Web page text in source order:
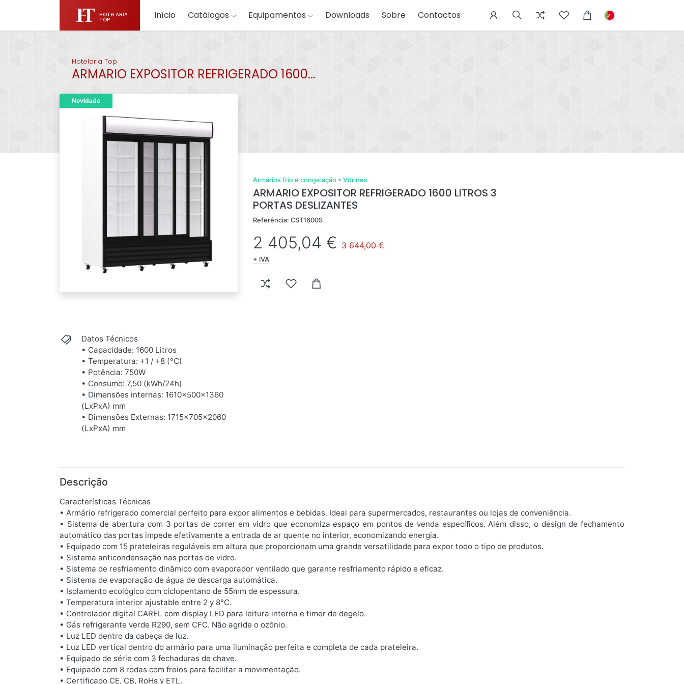
HOTELARIA
TOP Início Catálogos Equipamentos Downloads Sobre Contactos
Hotelaria Top
ARMARIO EXPOSITOR REFRIGERADO 1600...
Novidade
Armários frio e congelação • Vitrines
ARMARIO EXPOSITOR REFRIGERADO 1600 LITROS 3
PORTAS DESLIZANTES
Referência: CST1600S
2 405,04 € 3 644,00 €
+ IVA
Datos Técnicos
• Capacidade: 1600 Litros
• Temperatura: +1 / +8 (°C)
• Potência: 750W
• Consumo: 7,50 (kWh/24h)
• Dimensões internas: 1610x500x1360
(LxPxA) mm
• Dimensões Externas: 1715x705x2060
(LxPxA) mm
Descrição
Características Técnicas
• Armário refrigerado comercial perfeito para expor alimentos e bebidas. Ideal para supermercados, restaurantes ou lojas de conveniência.
• Sistema de abertura com 3 portas de correr em vidro que economiza espaço em pontos de venda específicos. Além disso, o design de fechamento
automático das portas impede efetivamente a entrada de ar quente no interior, economizando energia.
• Equipado com 15 prateleiras reguláveis em altura que proporcionam uma grande versatilidade para expor todo o tipo de produtos.
• Sistema anticondensação nas portas de vidro.
• Sistema de resfriamento dinâmico com evaporador ventilado que garante resfriamento rápido e eficaz.
• Sistema de evaporação de água de descarga automática.
• Isolamento ecológico com ciclopentano de 55mm de espessura.
• Temperatura interior ajustable entre 2 y 8°C.
• Controlador digital CAREL com display LED para leitura interna e timer de degelo.
• Gás refrigerante verde R290, sem CFC. Não agride o ozônio.
• Luz LED dentro da cabeça de luz.
• Luz LED vertical dentro do armário para uma iluminação perfeita e completa de cada prateleira.
• Equipado de série com 3 fechaduras de chave.
• Equipado com 8 rodas com freios para facilitar a movimentação.
• Certificado CE, CB, RoHs y ETL.